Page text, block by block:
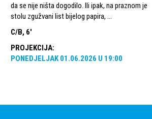
da se nije ništa dogodilo. Ili ipak, na praznom je
stolu zgužvani list bijelog papira, ...
C/B, 6'
PROJEKCIJA:
PONEDJELJAK 01.06.2026 U 19:00